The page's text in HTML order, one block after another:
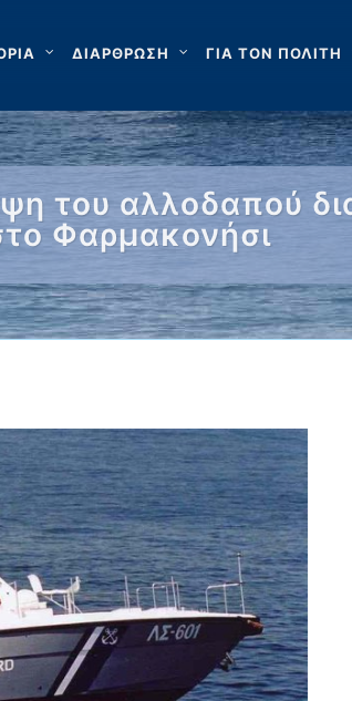
ΔΙΑΡΘΡΩΣΗ ΓΙΑ ΤΟΝ ΠΟΛΙΤΗ
του αλλοδαπού
Φαρμακονήσι